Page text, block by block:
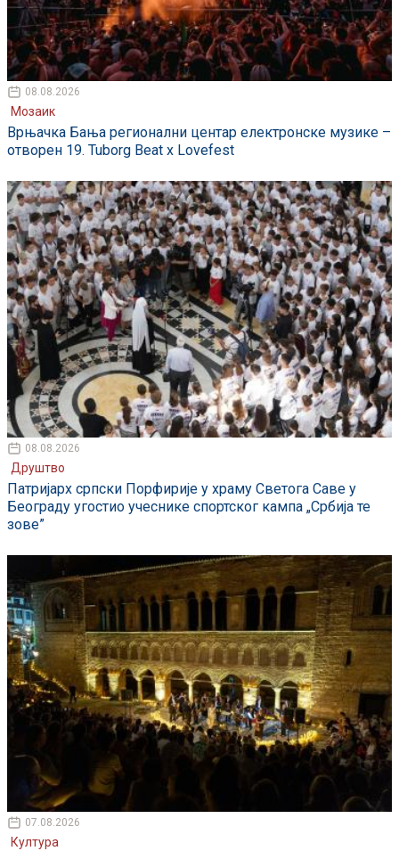
08.08.2026
Мозаик
Врњачка Бања регионални центар електронске музике –
отворен 19. Tuborg Beat x Lovefest
08.08.2026
Друштво
Патријарх српски Порфирије у храму Светога Саве у
Београду угостио учеснике спортског кампа „Србија те
зове”
07.08.2026
Култура